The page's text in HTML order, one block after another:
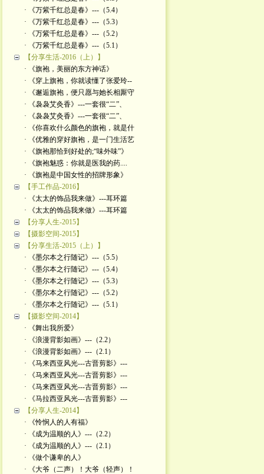
· 《万紫千红总是春》---（5.4）
· 《万紫千红总是春》---（5.3）
· 《万紫千红总是春》---（5.2）
· 《万紫千红总是春》---（5.1）
【分享生活-2016（上）】
· 《旗袍，美丽的东方神话》
· 《穿上旗袍，你就读懂了张爱玲--
· 《邂逅旗袍，便只愿与她长相厮守
· 《袅袅艾灸香》---一套很“二”、
· 《袅袅艾灸香》---一套很“二”、
· 《你喜欢什么颜色的旗袍，就是什
· 《优雅的穿好旗袍，是一门生活艺
· 《旗袍那恰到好处的;“味外味”》
· 《旗袍魅惑：你就是医我的药....
· 《旗袍是中国女性的招牌形象》
【手工作品-2016】
· 《太太的饰品我来做》---耳环篇
· 《太太的饰品我来做》---耳环篇
【分享人生-2015】
【摄影空间-2015】
【分享生活-2015（上）】
· 《墨尔本之行随记》---（5.5）
· 《墨尔本之行随记》---（5.4）
· 《墨尔本之行随记》---（5.3）
· 《墨尔本之行随记》---（5.2）
· 《墨尔本之行随记》---（5.1）
【摄影空间-2014】
· 《舞出我所爱》
· 《浪漫背影如画》---（2.2）
· 《浪漫背影如画》---（2.1）
· 《马来西亚风光---古晋剪影》---
· 《马来西亚风光---古晋剪影》---
· 《马来西亚风光---古晋剪影》---
· 《马拉西亚风光---古晋剪影》---
【分享人生-2014】
· 《怜悯人的人有福》
· 《成为温顺的人》---（2.2）
· 《成为温顺的人》---（2.1）
· 《做个谦卑的人》
· 《大爷（二声）！大爷（轻声）！